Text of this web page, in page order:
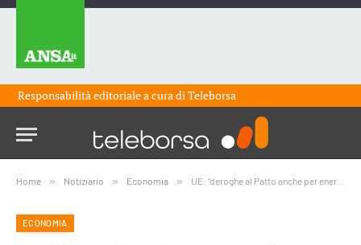
Responsabilità editoriale a cura diTeleborsa
Home » Notiziario » Economia » UE: “deroghe al Patto anche per energia”, Giorgetti soddisfatto
ECONOMIA